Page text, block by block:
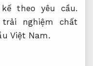
theo yêu cầu.
trải nghiệm chất
Việt Nam.